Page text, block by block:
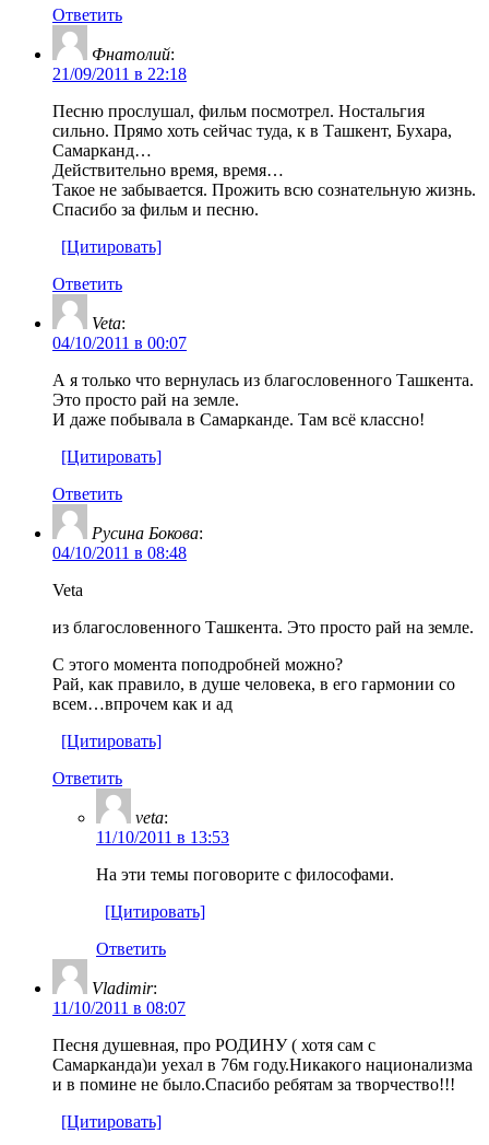
Ответить
Фнатолий:
21/09/2011 в 22:18
Песню прослушал, фильм посмотрел. Ностальгия
сильно. Прямо хоть сейчас туда, к в Ташкент, Бухара,
Самарканд…
Действительно время, время…
Такое не забывается. Прожить всю сознательную жизнь.
Спасибо за фильм и песню.
[Цитировать]
Ответить
Veta:
04/10/2011 в 00:07
А я только что вернулась из благословенного Ташкента.
Это просто рай на земле.
И даже побывала в Самарканде. Там всё классно!
[Цитировать]
Ответить
Русина Бокова:
04/10/2011 в 08:48
Veta
из благословенного Ташкента. Это просто рай на земле.
С этого момента поподробней можно?
Рай, как правило, в душе человека, в его гармонии со
всем…впрочем как и ад
[Цитировать]
Ответить
veta:
11/10/2011 в 13:53
На эти темы поговорите с философами.
[Цитировать]
Ответить
Vladimir:
11/10/2011 в 08:07
Песня душевная, про РОДИНУ ( хотя сам с
Самарканда)и уехал в 76м году.Никакого национализма
и в помине не было.Спасибо ребятам за творчество!!!
[Цитировать]